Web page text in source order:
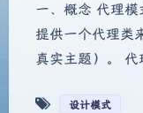
一、概念 代理
提供一个代理
真实主题）。
设计模式